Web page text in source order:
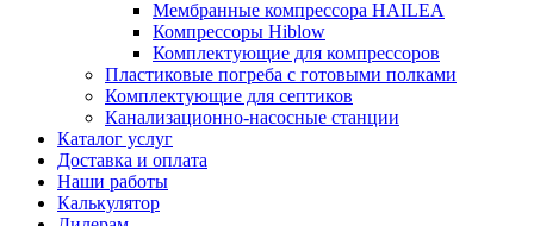
Мембранные компрессора HAILEA
Компрессоры Hiblow
Комплектующие для компрессоров
Пластиковые погреба с готовыми полками
Комплектующие для септиков
Канализационно-насосные станции
Каталог услуг
Доставка и оплата
Наши работы
Калькулятор